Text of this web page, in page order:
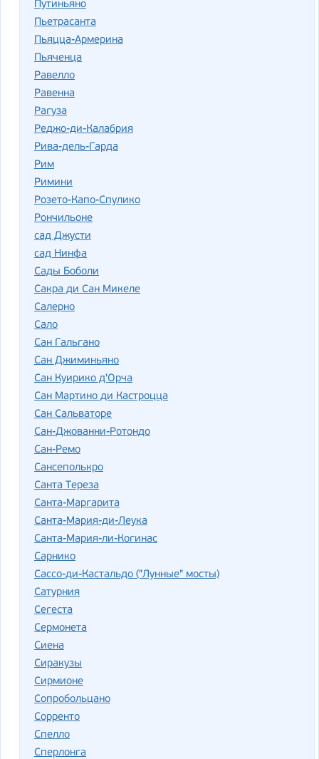
Путиньяно
Пьетрасанта
Пьяцца-Армерина
Пьяченца
Равелло
Равенна
Рагуза
Реджо-ди-Калабрия
Рива-дель-Гарда
Рим
Римини
Розето-Капо-Спулико
Рончильоне
сад Джусти
сад Нинфа
Сады Боболи
Сакра ди Сан Микеле
Салерно
Сало
Сан Гальгано
Сан Джиминьяно
Сан Куирико д'Орча
Сан Мартино ди Кастроцца
Сан Сальваторе
Сан-Джованни-Ротондо
Сан-Ремо
Сансеполькро
Санта Тереза
Санта-Маргарита
Санта-Мария-ди-Леука
Санта-Мария-ли-Когинас
Сарнико
Сассо-ди-Кастальдо ("Лунные" мосты)
Сатурния
Сегеста
Сермонета
Сиена
Сиракузы
Сирмионе
Сопробольцано
Сорренто
Спелло
Сперлонга